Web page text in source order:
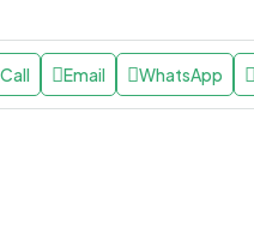
Call Email WhatsApp
Carapicuíba
5 9 6